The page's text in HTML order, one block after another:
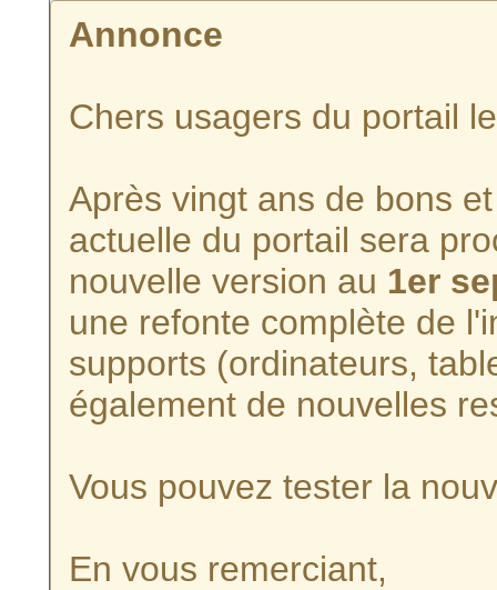
Annonce
Chers usagers du portail
Après vingt ans de bons
actuelle du portail sera
nouvelle version au 1er
une refonte complète de
supports (ordinateurs,
également de nouvelles
Vous pouvez tester la
En vous remerciant,